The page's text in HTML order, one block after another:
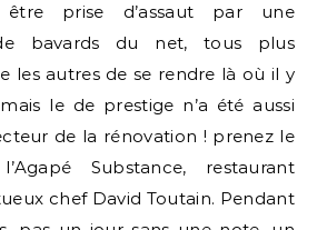
être prise d’assaut par une
bavards du net, tous plus
les autres de se rendre là où il y
le de prestige n’a été aussi
de la rénovation ! prenez le
Substance, restaurant
chef David Toutain. Pendant